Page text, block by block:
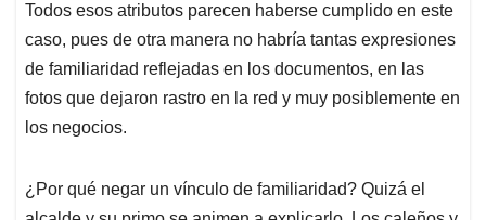
Todos esos atributos parecen haberse cumplido en este
caso, pues de otra manera no habría tantas expresiones
de familiaridad reflejadas en los documentos, en las
fotos que dejaron rastro en la red y muy posiblemente en
los negocios.
¿Por qué negar un vínculo de familiaridad? Quizá el